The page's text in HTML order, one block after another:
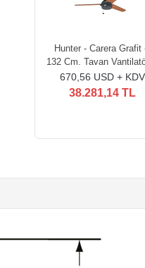
Hunter - Carera Grafit
132 Cm. Tavan
670,56 USD + KDV
38.281,14 TL